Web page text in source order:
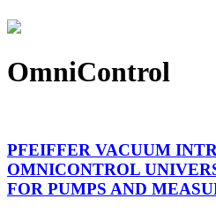
OmniControl
PFEIFFER VACUUM
OMNICONTROL
FOR PUMPS AND